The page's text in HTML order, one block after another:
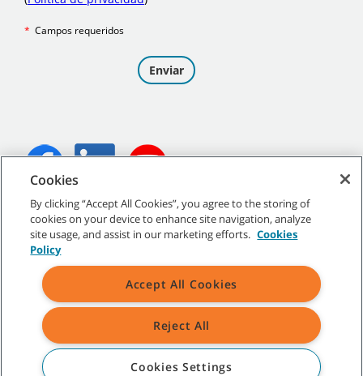
2026 Tennant Company. Todos los derechos reservados.
Mapa del sitio Políticas generales|Condiciones de uso
|
Condiciones de venta
Todas las marcas y logotipos Tennant indicados son propiedad de
Tennant Company y/o de sus empresas afiliadas o controladas.
Cookies
By clicking “Accept All Cookies”, you agree to the storing of
cookies on your device to enhance site navigation, analyze
site usage, and assist in our marketing efforts. Cookies
Policy
Accept All Cookies
Reject All
Cookies Settings